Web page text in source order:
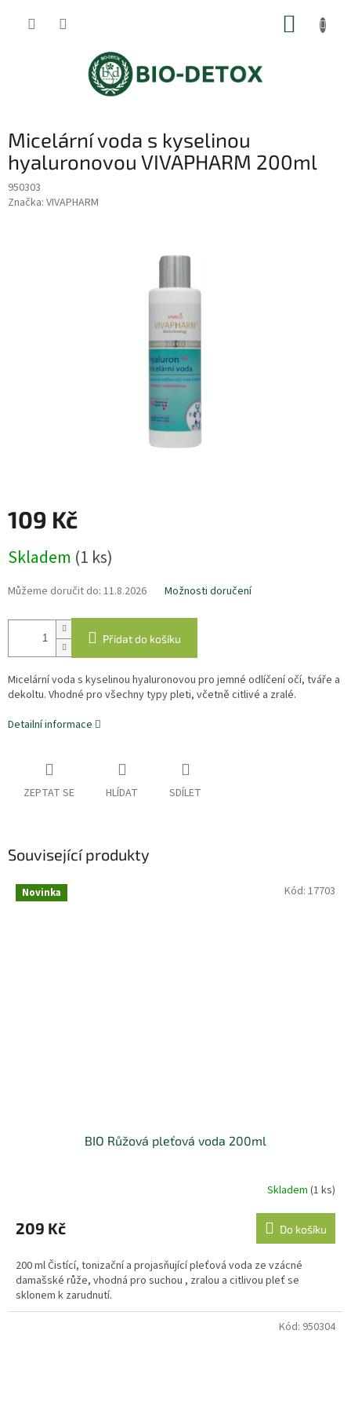
Micelární voda s kyselinou
hyaluronovou VIVAPHARM 200ml
950303
Značka: VIVAPHARM
109 Kč
cena:
Skladem (1 ks)
Můžeme doručit do: 11.8.2026 Možnosti doručení
Přidat do košíku
Micelární voda s kyselinou hyaluronovou pro jemné odlíčení očí, tváře a
dekoltu. Vhodné pro všechny typy pleti, včetně citlivé a zralé.
Detailní informace
ZEPTAT SE HLÍDAT SDÍLET
Související produkty
Novinka
BIO Růžová pleťová voda 200ml
Skladem (1 ks)
209 Kč Do košíku
200 ml Čistící, tonizační a projasňující pleťová voda ze vzácné
damašské růže, vhodná pro suchou , zralou a citlivou pleť se
sklonem k zarudnutí.
Kód: 17703
Kód: 950304